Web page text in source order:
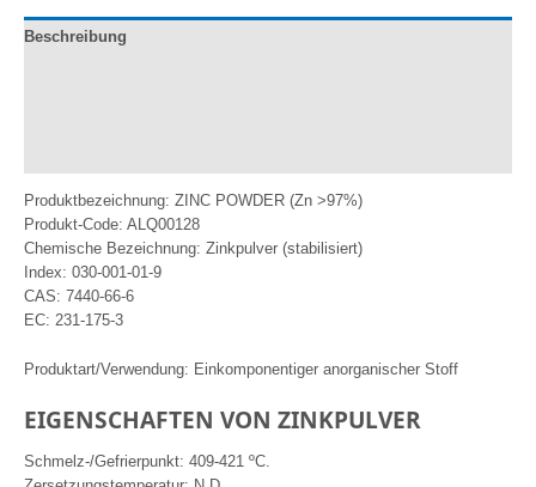
Beschreibung
Produktbezeichnung: ZINC POWDER (Zn >97%)
Produkt-Code: ALQ00128
Chemische Bezeichnung: Zinkpulver (stabilisiert)
Index: 030-001-01-9
CAS: 7440-66-6
EC: 231-175-3
Produktart/Verwendung: Einkomponentiger anorganischer Stoff
EIGENSCHAFTEN VON ZINKPULVER
Schmelz-/Gefrierpunkt: 409-421 ºC.